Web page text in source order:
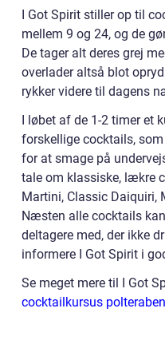
I Got Spirit stiller op til
mellem 9 og 24, og de
De tager alt deres grej
overlader altså blot
rykker videre til dagens
I løbet af de 1-2 timer et
forskellige cocktails,
for at smage på
tale om klassiske, lækre
Martini, Classic Daiquiri,
Næsten alle cocktails
deltagere med, der ikke
informere I Got Spirit i
Se meget mere til I Got
cocktailkursus